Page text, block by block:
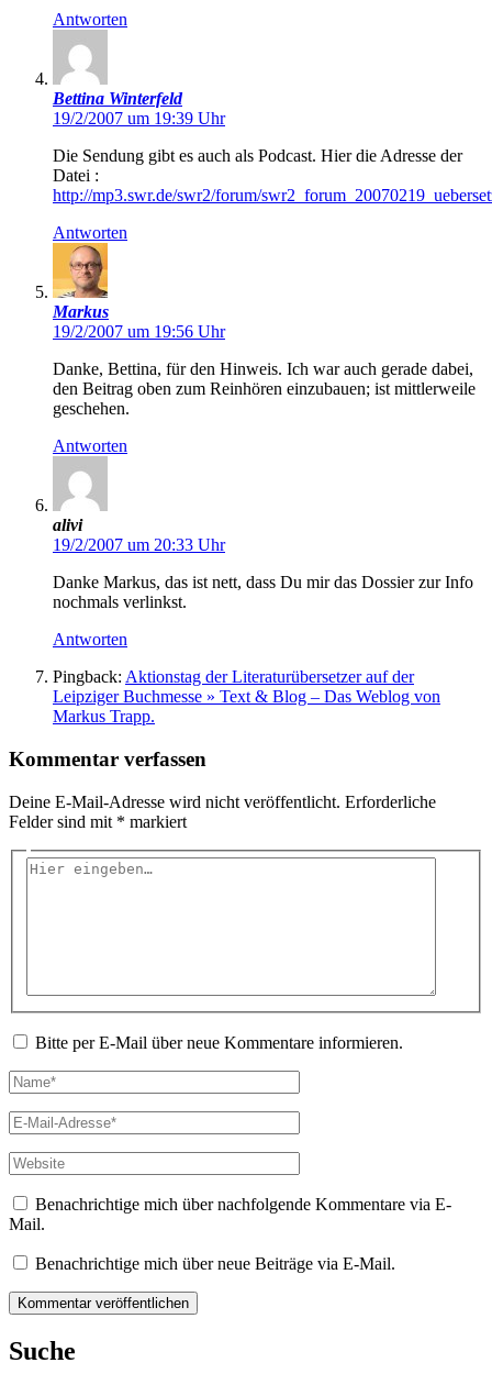
Antworten
Bettina Winterfeld
19/2/2007 um 19:39 Uhr
Die Sendung gibt es auch als Podcast. Hier die Adresse der
Datei :
http://mp3.swr.de/swr2/forum/
Antworten
Markus
19/2/2007 um 19:56 Uhr
Danke, Bettina, für den Hinweis. Ich war auch gerade dabei,
den Beitrag oben zum Reinhören einzubauen; ist mittlerweile
geschehen.
Antworten
alivi
19/2/2007 um 20:33 Uhr
Danke Markus, das ist nett, dass Du mir das Dossier zur Info
nochmals verlinkst.
Antworten
Pingback: Aktionstag der Literaturübersetzer auf der
Leipziger Buchmesse » Text & Blog – Das Weblog von
Markus Trapp.
Kommentar verfassen
Deine E-Mail-Adresse wird nicht veröffentlicht. Erforderliche
Felder sind mit * markiert
Hier
Bitte per E-Mail über neue Kommentare informieren.
Name*
E-
Mail-
Adresse*
Website
Benachrichtige mich über nachfolgende Kommentare via E-
Mail.
Benachrichtige mich über neue Beiträge via E-Mail.
Suche